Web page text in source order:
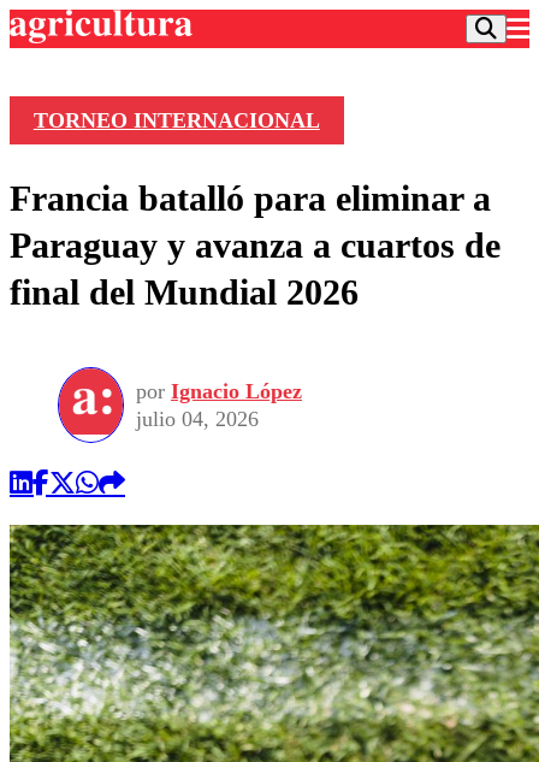
Frecuencias
Deportes
Colo Colo
Seleccion Chilena
Torneo Internacional
Universidad de Chile
Entretención
Economía
Internacional
Sustentabilidad
Publicaciones en medios
Opinión
TORNEO INTERNACIONAL
Francia batalló para eliminar a
Paraguay y avanza a cuartos de
final del Mundial 2026
por Ignacio López
julio 04, 2026